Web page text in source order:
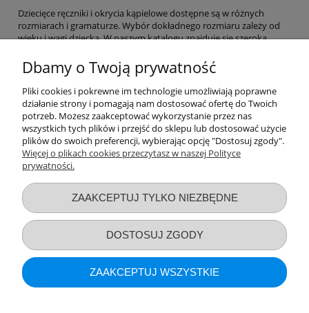
Dziecięce ręczniki i okrycia kąpielowe dostępne są w różnych
rozmiarach i gramaturze. Wybór dokładnego rozmiaru zależy od
wieku i wagi dziecka. W naszym katalogu znajduje się szeroka
niemowląt i dzieci starszych, które pozwolą rodzicom odpowiednio
zadbać o higienę dziecka. W
Bawełniane i bambusowe ręczniki nadają się do prania w pralce w
temperaturze nieprzekraczającej 40°C, dzięki czemu tkanina nie
traci swojej miękkości i kolorów. Po każdym praniu wystarczy
ręcznik wstrząsnąć i nie przesuszać, prasować parą, aby zachować
puszystość frotte.
Informacje o sklepie
Dbamy o Twoją prywatność
Pliki cookies i pokrewne im technologie umożliwiają poprawne
działanie strony i pomagają nam dostosować ofertę do Twoich
potrzeb. Możesz zaakceptować wykorzystanie przez nas
wszystkich tych plików i przejść do sklepu lub dostosować użycie
plików do swoich preferencji, wybierając opcję "Dostosuj zgody".
Więcej o plikach cookies przeczytasz w naszej Polityce
prywatności.
ZAAKCEPTUJ TYLKO NIEZBĘDNE
DOSTOSUJ ZGODY
ZAAKCEPTUJ WSZYSTKIE